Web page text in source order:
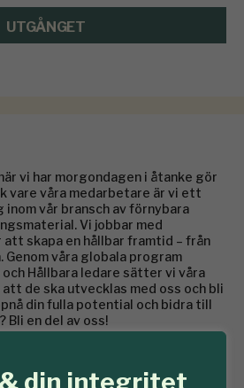
din integritet
UTGÅNGET
vi har morgondagen i åtanke gör
vare våra medarbetare är vi ett
vår bransch av förnybara
Vi jobbar med
skapa en hållbar framtid – från
våra globala program
Hållbara ledare sätter vi våra
de ska utvecklas med oss och bli
din fulla potential och bidra till
Bli en del av oss!
historia inom skogs- och
sig mer än 150 år tillbaka i